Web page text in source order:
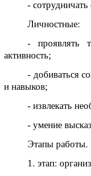
- сотрудничать
Личностные:
- проявлять
активность;
- добиваться
и навыков;
- извлекать
- умение
Этапы работы.
1. этап: